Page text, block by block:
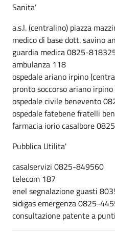
Sanita’
a.s.l. (centralino) piazza
medico di base dott. savino
guardia medica 0825-
ambulanza 118
ospedale ariano irpino
pronto soccorso ariano
ospedale civile benevento
ospedale fatebene fratelli
farmacia iorio casalbore
Pubblica Utilita'
casalservizi 0825-849560
telecom 187
enel segnalazione guasti
sidigas emergenza 0825-
consultazione patente a